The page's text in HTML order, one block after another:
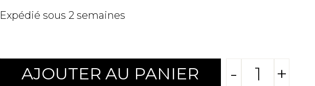
Expédié sous 2 semaines
AJOUTER AU PANIER - +